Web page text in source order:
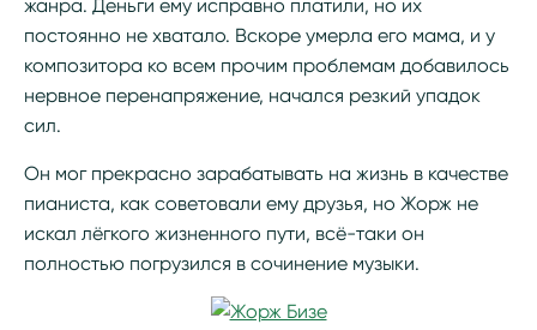
жанра. Деньги ему исправно платили, но их
постоянно не хватало. Вскоре умерла его мама, и у
композитора ко всем прочим проблемам добавилось
нервное перенапряжение, начался резкий упадок
сил.
Он мог прекрасно зарабатывать на жизнь в качестве
пианиста, как советовали ему друзья, но Жорж не
искал лёгкого жизненного пути, всё-таки он
полностью погрузился в сочинение музыки.